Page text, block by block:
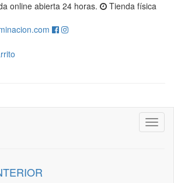
online abierta 24 horas.
Tienda física